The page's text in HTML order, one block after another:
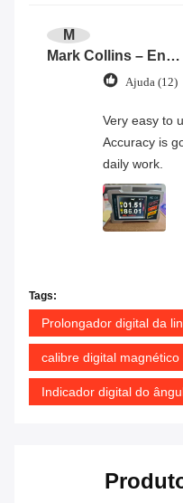
M
Mark Collins – Engineer
Ajuda (12)
Very easy to
Accuracy is
daily work.
Tags:
Prolongador digital da
calibre digital
Indicador digital do